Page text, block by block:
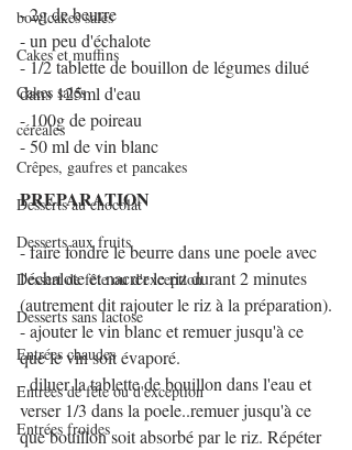
bowlcakes salés
Cakes et muffins
Cakes salés
céréales
Crêpes, gaufres et pancakes
Desserts au chocolat
Desserts aux fruits
Dessert de fête ou d'exception
Desserts sans lactose
Entrées chaudes
Entrées de fête ou d'exception
Entrées froides
- 2g de beurre
- un peu d'échalote
- 1/2 tablette de bouillon de légumes dilué
dans 125ml d'eau
- 100g de poireau
- 50 ml de vin blanc
PREPARATION
- faire fondre le beurre dans une poele avec
l'échalote et nacrer le riz durant 2 minutes
(autrement dit rajouter le riz à la préparation).
- ajouter le vin blanc et remuer jusqu'à ce
que le vin soit évaporé.
- diluer la tablette de bouillon dans l'eau et
verser 1/3 dans la poele..remuer jusqu'à ce
que bouillon soit absorbé par le riz. Répéter